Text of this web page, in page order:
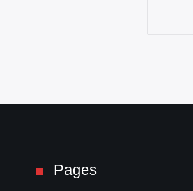
Pages